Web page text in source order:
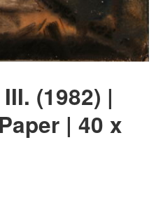
(1982) |
| 40 x